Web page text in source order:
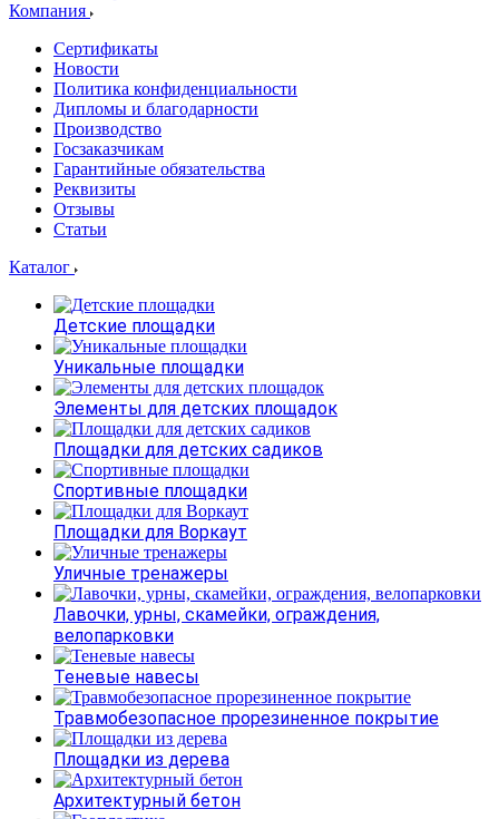
Компания
Сертификаты
Новости
Политика конфиденциальности
Дипломы и благодарности
Производство
Госзаказчикам
Гарантийные обязательства
Реквизиты
Отзывы
Статьи
Каталог
Детские площадки
Уникальные площадки
Элементы для детских площадок
Площадки для детских садиков
Спортивные площадки
Площадки для Воркаут
Уличные тренажеры
Лавочки, урны, скамейки, ограждения,
велопарковки
Теневые навесы
Травмобезопасное прорезиненное покрытие
Площадки из дерева
Архитектурный бетон